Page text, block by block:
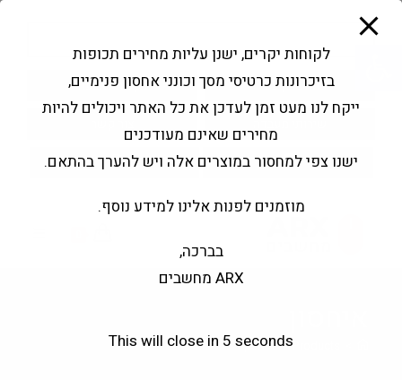
פתח סרגל נגישות
Products
search
החשבון שלי בקשה להצעה
Products
> איחסון
לקוחות יקרים, ישנן עליות מחירים תכופות
בזיכרונות כרטיסי מסך וכונני אחסון פנימיים,
ייקח לנו מעט זמן לעדכן את כל האתר ויכולים להיות
מחירים שאינם מעודכנים
ישנו צפי למחסור במוצרים אלה ויש להערך בהתאם.
מוזמנים לפנות אלינו למידע נוסף.
בברכה,
ARX מחשבים
This will close in 3 seconds